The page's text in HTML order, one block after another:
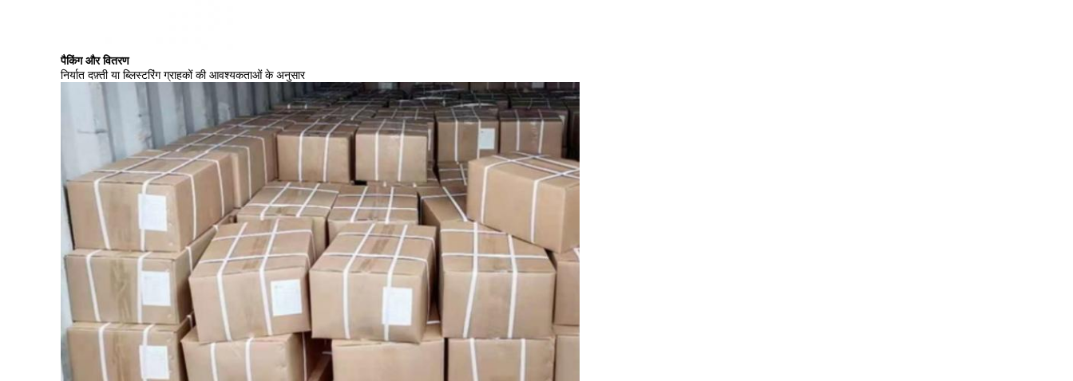
पैकिंग और वितरण
निर्यात दफ़्ती या ब्लिस्टरिंग ग्राहकों की आवश्यकताओं के अनुसार